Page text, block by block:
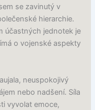
se zavinutý v
hierarchie.
účastných jednotek je
o vojenské aspekty
neuspokojivý
nebo nadšení. Síla
vyvolat emoce,